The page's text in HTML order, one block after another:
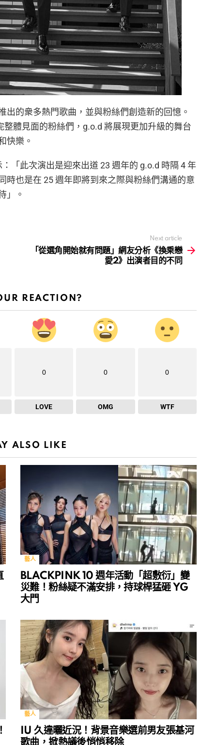
出的衆多熱門歌曲，並與粉絲們創造新的回憶。
整體見面的粉絲們，g.o.d 將展現更加升級的舞台
快樂。
「此次演出是迎來出道 23 週年的 g.o.d 時隔 4 年
時也是在 25 週年即將到來之際與粉絲們溝通的意
」。
Next article
「從選角開始就有問題」網友分析《換乘戀
愛2》出演者目的不同
REACTION?
0
LOVE
0
OMG
0
WTF
ALSO LIKE
藝人
BLACKPINK 10 週年活動「超敷衍」變
災難！粉絲疑不滿安排，持球桿猛砸 YG
大門
藝人
IU 久違曬近況！背景音樂選前男友張基河
歌曲，掀熱議後悄悄移除